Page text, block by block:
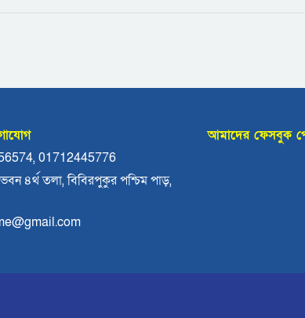
01712445776
৪র্থ তলা, বিবিরপুকুর পশ্চিম পাড়,
আমাদের ফেসবুক